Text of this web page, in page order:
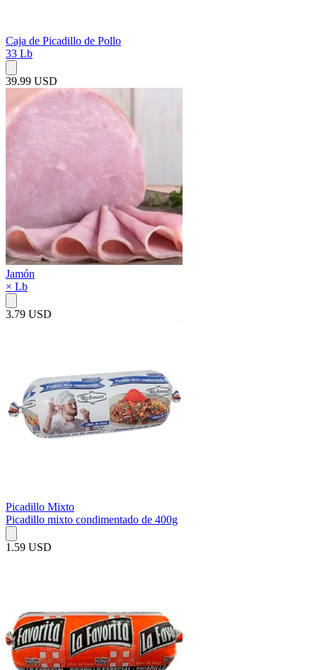
Caja de Picadillo de Pollo
33 Lb
39.99 USD
Jamón
× Lb
3.79 USD
Picadillo Mixto
Picadillo mixto condimentado de 400g
1.59 USD